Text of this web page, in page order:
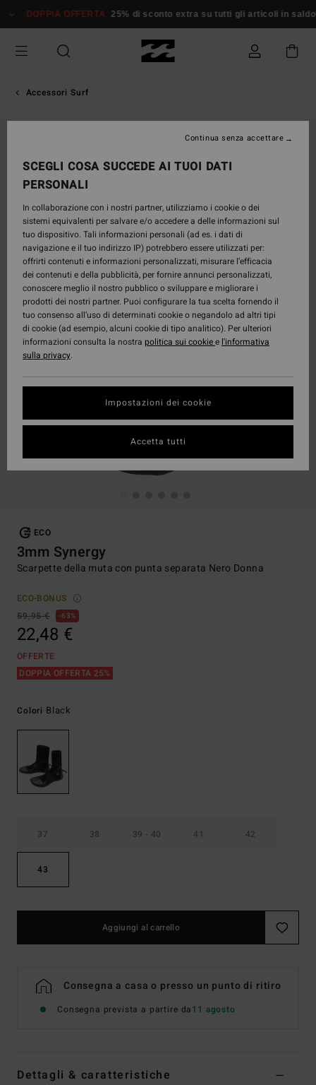
alle
prodotto
DOPPIA OFFERTA 25% di sconto extra su tutti gli articoli in saldo*
Accessori Surf
ECO
3mm Synergy
Scarpette della muta con punta separata Nero Donna
ECO-BONUS
59,95 €
63%
22,48 €
OFFERTE
DOPPIA OFFERTA 25%
Colori Black
37 38 39 - 40 41 42
43
Aggiungi al carrello
Consegna a casa o presso un punto di ritiro
Consegna prevista a partire da11 agosto
Dettagli & caratteristiche
SCEGLI COSA SUCCEDE AI TUOI DATI
PERSONALI
In collaborazione con i nostri partner, utilizziamo i cookie o dei
sistemi equivalenti per salvare e/o accedere a delle informazioni sul
tuo dispositivo. Tali informazioni personali (ad es. i dati di
navigazione e il tuo indirizzo IP) potrebbero essere utilizzati per:
offrirti contenuti e informazioni personalizzati, misurare l’efficacia
dei contenuti e della pubblicità, per fornire annunci personalizzati,
conoscere meglio il nostro pubblico o sviluppare e migliorare i
prodotti dei nostri partner. Puoi configurare la tua scelta fornendo il
tuo consenso all’uso di determinati cookie o negandolo ad altri tipi
di cookie (ad esempio, alcuni cookie di tipo analitico). Per ulteriori
informazioni consulta la nostra politica sui cookiee l'informativa
sulla privacy.
Impostazioni dei cookie
Continua senza accettare
Accetta tutti